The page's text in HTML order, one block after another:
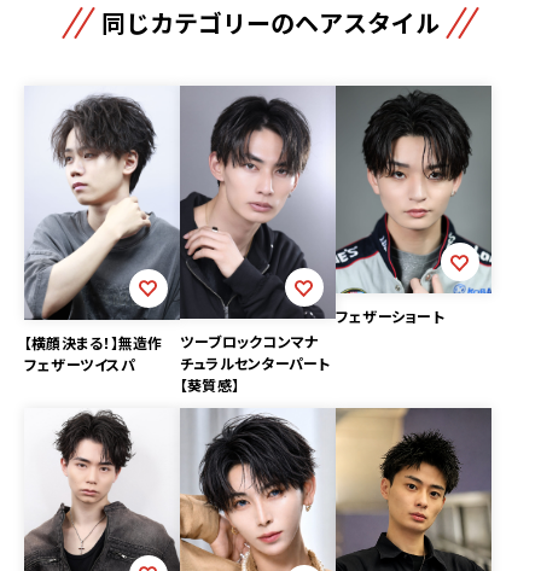
同じカテゴリーのヘアスタイル
【横顔決まる！】無造作
フェザーツイスパ
ツーブロックコンマナ
チュラルセンターパート
【葵質感】
フェザーショート